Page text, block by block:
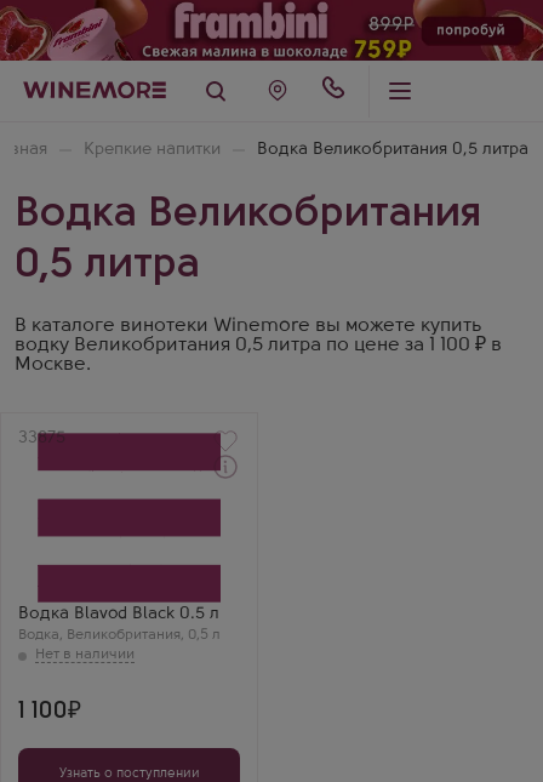
Крепкие напитки Водка Великобритания 0,5 литра
Водка Великобритания
0,5 литра
В каталоге винотеки Winemore вы можете купить
водку Великобритания 0,5 литра по цене за 1 100 ₽ в
Москве.
Артикул
33875
Водка Blavod Black 0.5 л
Водка, Великобритания, 0,5 л
Производитель
1 100
Узнать о поступлении